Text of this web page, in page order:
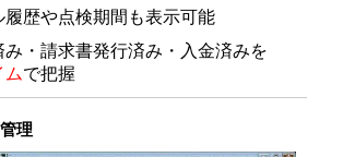
履歴や点検期間も表示可能
み・請求書発行済み・入金済みを
ムで把握
理